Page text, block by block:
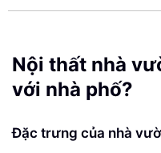
Nội thất nhà
với nhà phố?
Đặc trưng của nhà